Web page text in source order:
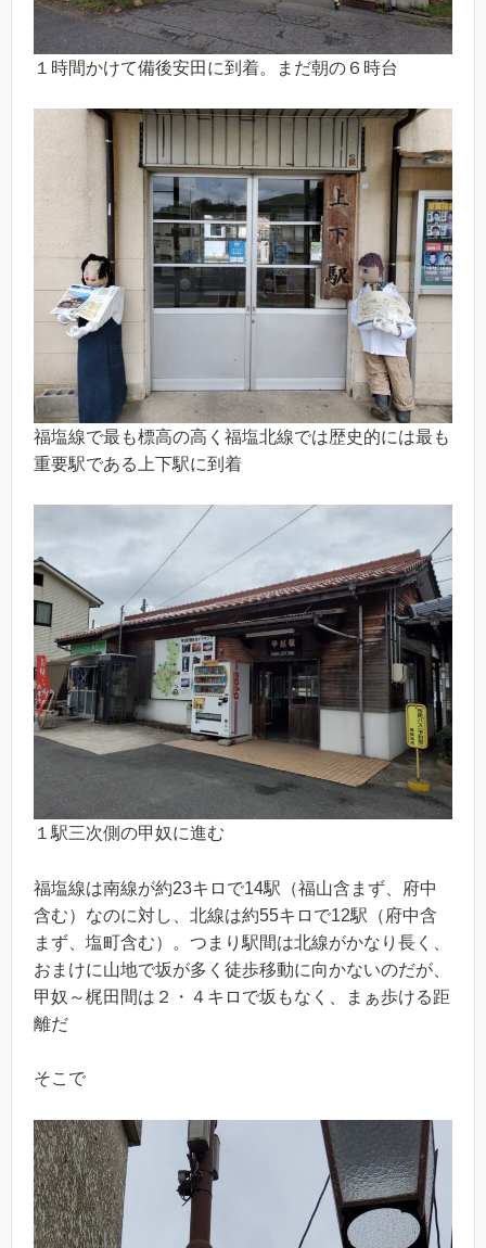
１時間かけて備後安田に到着。まだ朝の６時台
福塩線で最も標高の高く福塩北線では歴史的には最も
重要駅である上下駅に到着
１駅三次側の甲奴に進む
福塩線は南線が約23キロで14駅（福山含まず、府中
含む）なのに対し、北線は約55キロで12駅（府中含
まず、塩町含む）。つまり駅間は北線がかなり長く、
おまけに山地で坂が多く徒歩移動に向かないのだが、
甲奴～梶田間は２・４キロで坂もなく、まぁ歩ける距
離だ
そこで